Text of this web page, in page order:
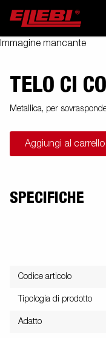
Immagine mancante
TELO CI
Metallica, per
Aggiungi al carrello
SPECIFICHE
Codice articolo
Tipologia di prodotto
Adatto